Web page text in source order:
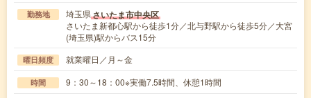
勤務地 埼玉県さいたま市中央区
さいたま新都心駅から徒歩1分／北与野駅から徒歩5分／大宮
(埼玉県)駅からバス15分
曜日頻度 就業曜日／月～金
時間 9：30～18：00※実働7.5時間、休憩1時間